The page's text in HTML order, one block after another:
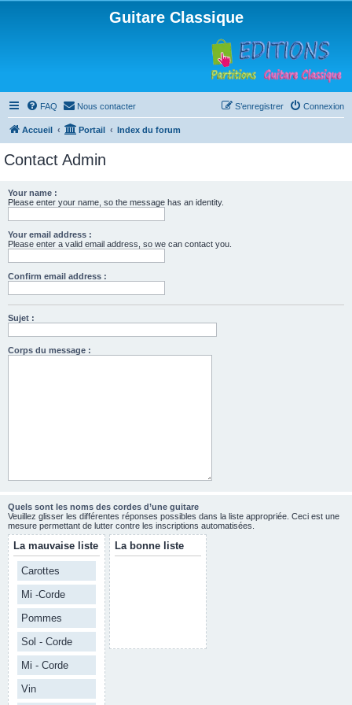
Guitare Classique
FAQ Nous contacter Connexion
S’enregistrer
Accueil Portail Index du forum
Contact Admin
Your name :
Please enter your name, so the message has an identity.
Your email address :
Please enter a valid email address, so we can contact you.
Confirm email address :
Sujet :
Corps du message :
Quels sont les noms des cordes d’une guitare
Veuillez glisser les différentes réponses possibles dans la liste appropriée. Ceci est une
mesure permettant de lutter contre les inscriptions automatisées.
La mauvaise liste
Carottes
Mi -Corde
Pommes
Sol - Corde
Mi - Corde
Vin
La bonne liste